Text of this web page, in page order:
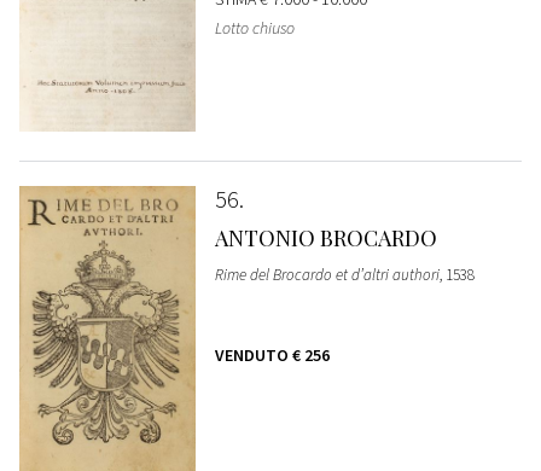
Lotto chiuso
56
ANTONIO BROCARDO
Rime del Brocardo et d’altri authori, 1538
VENDUTO € 256